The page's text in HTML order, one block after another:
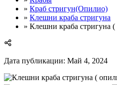
» Краб стригун(Опилио)
» Клешни краба стригуна
» Клешни краба стригуна
Дата публикации: Май 4, 2024